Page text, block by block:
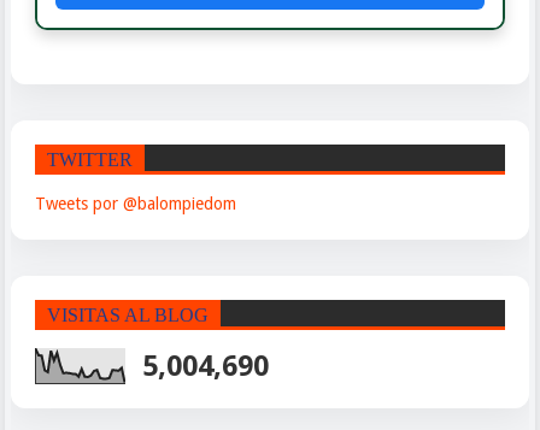
TWITTER
Tweets por @balompiedom
VISITAS AL BLOG
5,004,690